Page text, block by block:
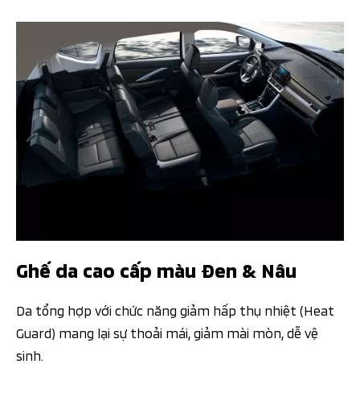
Ghế da cao cấp màu Đen & Nâu
Da tổng hợp với chức năng giảm hấp thụ nhiệt (Heat
Guard) mang lại sự thoải mái, giảm mài mòn, dễ vệ
sinh.